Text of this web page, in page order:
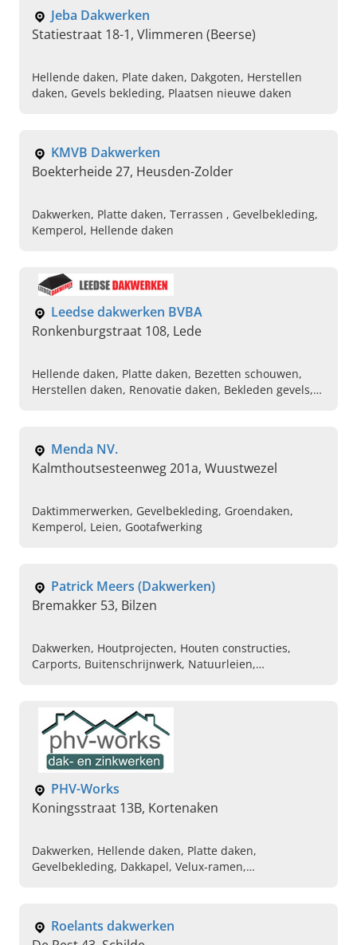
Jeba Dakwerken
Statiestraat 18-1, Vlimmeren (Beerse)
Hellende daken, Plate daken, Dakgoten, Herstellen
daken, Gevels bekleding, Plaatsen nieuwe daken
KMVB Dakwerken
Boekterheide 27, Heusden-Zolder
Dakwerken, Platte daken, Terrassen , Gevelbekleding,
Kemperol, Hellende daken
Leedse dakwerken BVBA
Ronkenburgstraat 108, Lede
Hellende daken, Platte daken, Bezetten schouwen,
Herstellen daken, Renovatie daken, Bekleden gevels,
Menda NV.
Kalmthoutsesteenweg 201a, Wuustwezel
Daktimmerwerken, Gevelbekleding, Groendaken,
Kemperol, Leien, Gootafwerking
Patrick Meers (Dakwerken)
Bremakker 53, Bilzen
Dakwerken, Houtprojecten, Houten constructies,
Carports, Buitenschrijnwerk, Natuurleien,
PHV-Works
Koningsstraat 13B, Kortenaken
Dakwerken, Hellende daken, Platte daken,
Gevelbekleding, Dakkapel, Velux-ramen,
Roelants dakwerken